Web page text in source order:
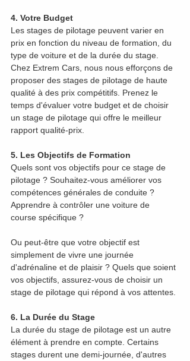
4. Votre Budget
Les stages de pilotage peuvent varier en
prix en fonction du niveau de formation, du
type de voiture et de la durée du stage.
Chez Extrem Cars, nous nous efforçons de
proposer des stages de pilotage de haute
qualité à des prix compétitifs. Prenez le
temps d'évaluer votre budget et de choisir
un stage de pilotage qui offre le meilleur
rapport qualité-prix.
5. Les Objectifs de Formation
Quels sont vos objectifs pour ce stage de
pilotage ? Souhaitez-vous améliorer vos
compétences générales de conduite ?
Apprendre à contrôler une voiture de
course spécifique ?
Ou peut-être que votre objectif est
simplement de vivre une journée
d'adrénaline et de plaisir ? Quels que soient
vos objectifs, assurez-vous de choisir un
stage de pilotage qui répond à vos attentes.
6. La Durée du Stage
La durée du stage de pilotage est un autre
élément à prendre en compte. Certains
stages durent une demi-journée, d'autres